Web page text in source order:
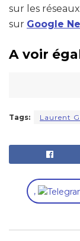
sur les
sur Google
A voir
Tags: Laurent
,